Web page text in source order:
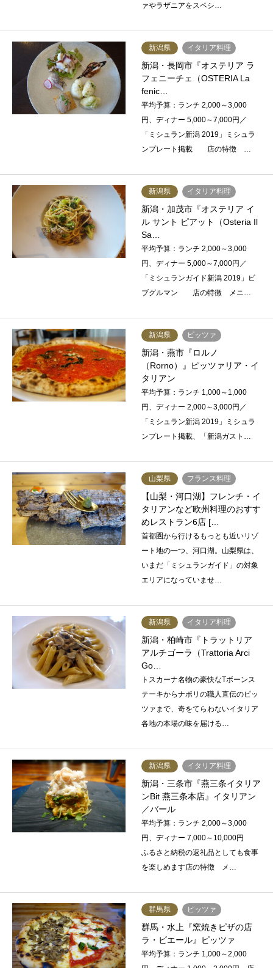
ァやラザニアをスペシ…
新潟県 イタリア料理
新潟・長岡市『オステリア ラ
フェニーチェ（OSTERIA La
fenic…
平均予算：ランチ 2,000～3,000
円、ディナー 5,000～7,000円／
「ミシュラン新潟 2019」ミシュラ
ンプレート掲載 店の特徴 …
新潟県 イタリア料理
新潟・加茂市『オステリア イ
ル サント ピアット（Osteria Il
Sa…
平均予算：ランチ 2,000～3,000
円、ディナー 5,000～7,000円／
「ミシュランガイド新潟 2019」ビ
ブグルマン 店の特徴 メニ…
新潟県 ピッツァ
新潟・燕市『ロルノ
（Rorno）』ピッツァリア・イ
タリアン
平均予算：ランチ 1,000～1,000
円、ディナー 2,000～3,000円／
「ミシュラン新潟 2019」ミシュラ
ンプレート掲載、「新潟ガスト…
山梨県 フランス料理
【山梨・河口湖】フレンチ・イ
タリアンなど欧州料理のおすす
めレストラン6店 […
首都圏から行けるもっとも近いリゾ
ート地の一つ、河口湖。山梨県は、
いまだ「ミシュランガイド」の対象
エリアになっていませ…
新潟県 イタリア料理
新潟・柏崎市『トラットリア
アルチゴーラ（Trattoria Arci
Go…
トスカーナ名物の豪快なTボーンス
テーキからナポリの職人直伝のピッ
ツァまで、奇をてらわないイタリア
各地の本場の味を届ける…
新潟県 イタリア料理
新潟・三条市『燕三条イタリア
ンBit 燕三条本店』イタリアン
／バール
平均予算：ランチ 2,000～3,000
円、ディナー 7,000～10,000円
ふるさと納税の返礼品としても食事
を楽しめます店の特徴 メ…
群馬県 ピッツァ
群馬・水上『窯焼きピザの店
ラ・ビエール』ピッツァ
平均予算：ランチ 1,000～2,000